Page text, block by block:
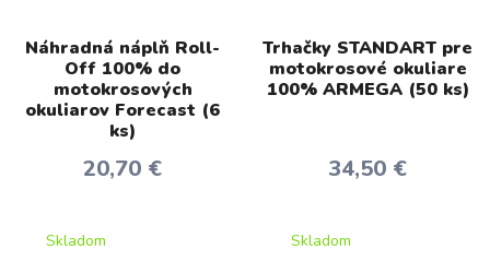
Náhradná náplň Roll-
Off 100% do
motokrosových
okuliarov Forecast (6
ks)
20,70 €
Skladom
Trhačky STANDART pre
motokrosové okuliare
100% ARMEGA (50 ks)
34,50 €
Skladom